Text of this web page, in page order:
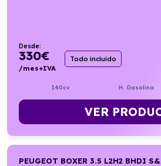
Desde:
330€
/mes+IVA
Todo incluido
140cv H. Gasolina
VER
PEUGEOT BOXER 3.5 L2H2 BHDI